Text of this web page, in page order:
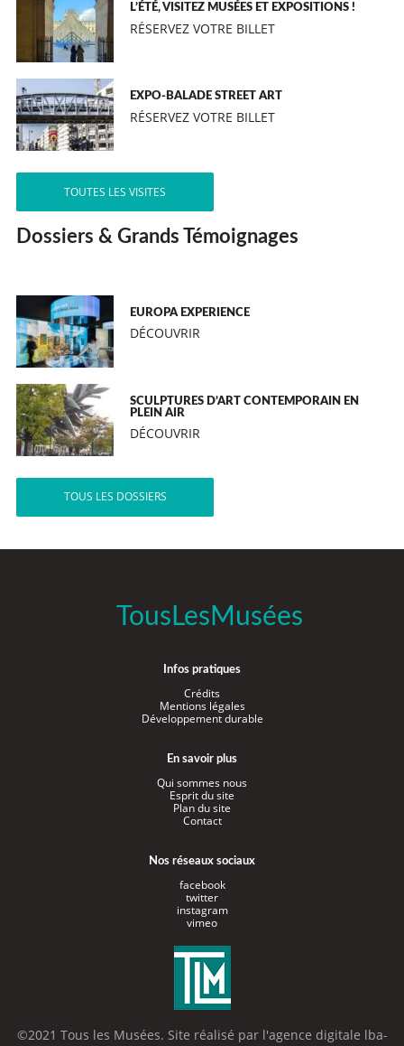
L’ÉTÉ, VISITEZ MUSÉES ET EXPOSITIONS !
RÉSERVEZ VOTRE BILLET
EXPO-BALADE STREET ART
RÉSERVEZ VOTRE BILLET
TOUTES LES VISITES
Dossiers & Grands Témoignages
EUROPA EXPERIENCE
DÉCOUVRIR
SCULPTURES D’ART CONTEMPORAIN EN
PLEIN AIR
DÉCOUVRIR
TOUS LES DOSSIERS
TousLesMusées
Infos pratiques
Crédits
Mentions légales
Développement durable
En savoir plus
Qui sommes nous
Esprit du site
Plan du site
Contact
Nos réseaux sociaux
facebook
twitter
instagram
vimeo
©2021 Tous les Musées. Site réalisé par l'agence digitale lba-